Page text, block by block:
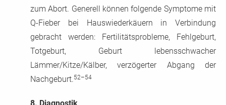
zum Abort. Generell können folgende Symptome mit
Q-Fieber bei Hauswiederkäuern in Verbindung
gebracht werden: Fertilitätsprobleme, Fehlgeburt,
Totgeburt, Geburt lebensschwacher
Lämmer/Kitze/Kälber, verzögerter Abgang der
Nachgeburt. 52–54